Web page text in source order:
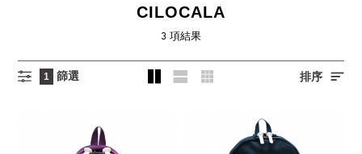
CILOCALA
3 項結果
1 篩選 排序